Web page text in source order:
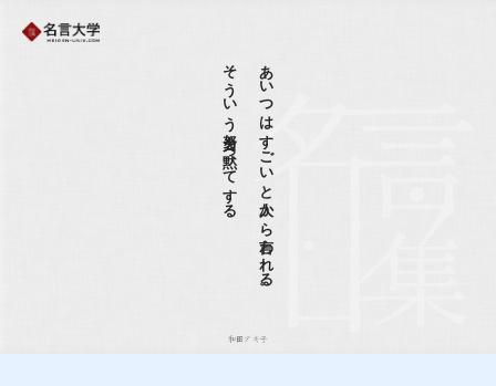
あいつはすごいと人から言われる。
そういう努力を黙ってする
和田アキ子